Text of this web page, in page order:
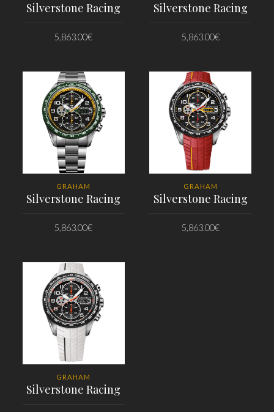
Silverstone Racing
5,863.00€
Silverstone Racing
5,863.00€
GRAHAM
Silverstone Racing
5,863.00€
GRAHAM
Silverstone Racing
5,863.00€
GRAHAM
Silverstone Racing